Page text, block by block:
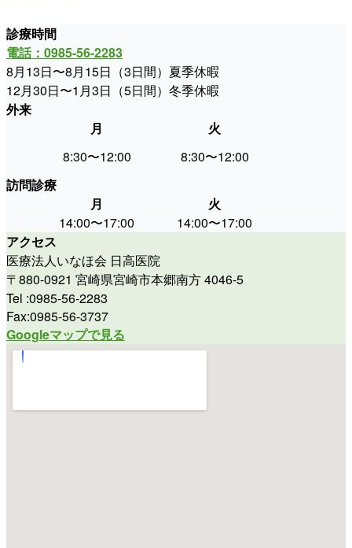
診療時間
電話：0985-56-2283
8月13日〜8月15日（3日間）夏季休暇
12月30日〜1月3日（5日間）冬季休暇
外来
月
火
8:30〜12:00
8:30〜12:00
訪問診療
月
火
14:00〜17:00
14:00〜17:00
アクセス
医療法人いなほ会 日高医院
〒880-0921 宮崎県宮崎市本郷南方 4046-5
Tel :0985-56-2283
Fax:0985-56-3737
Googleマップで見る